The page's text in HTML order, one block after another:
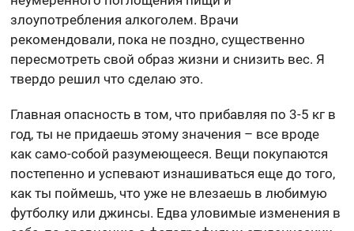
злоупотребления алкоголем. Врачи
рекомендовали, пока не поздно, существенно
пересмотреть свой образ жизни и снизить вес. Я
твердо решил что сделаю это.
Главная опасность в том, что прибавляя по 3-5 кг в
год, ты не придаешь этому значения – все вроде
как само-собой разумеющееся. Вещи покупаются
постепенно и успевают изнашиваться еще до того,
как ты поймешь, что уже не влезаешь в любимую
футболку или джинсы. Едва уловимые изменения в